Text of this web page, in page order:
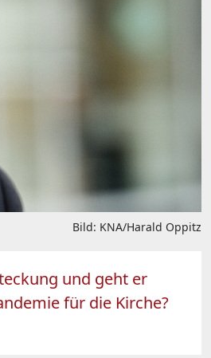
Bild: KNA/Harald Oppitz
und geht er
für die Kirche?